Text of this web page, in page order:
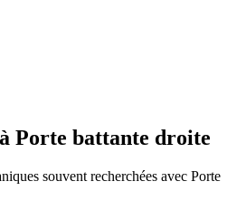
à Porte battante droite
souvent recherchées avec Porte